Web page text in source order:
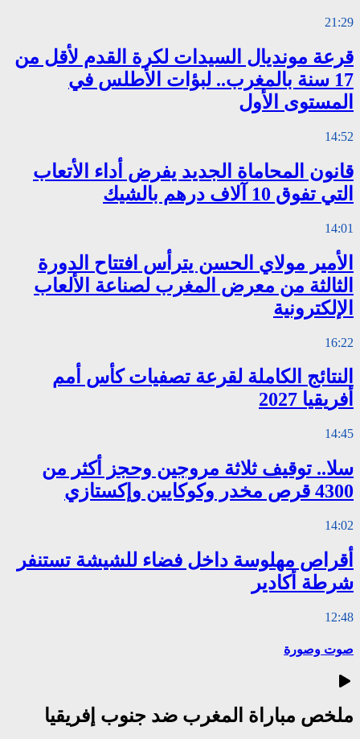
21:29
قرعة مونديال السيدات لكرة القدم لأقل من
17 سنة بالمغرب.. لبؤات الأطلس في
المستوى الأول
14:52
قانون المحاماة الجديد يفرض أداء الأتعاب
التي تفوق 10 آلاف درهم بالشيك
14:01
الأمير مولاي الحسن يترأس افتتاح الدورة
الثالثة من معرض المغرب لصناعة الألعاب
الإلكترونية
16:22
النتائج الكاملة لقرعة تصفيات كأس أمم
أفريقيا 2027
14:45
سلا.. توقيف ثلاثة مروجين وحجز أكثر من
4300 قرص مخدر وكوكايين وإكستازي
14:02
أقراص مهلوسة داخل فضاء للشيشة تستنفر
شرطة أكادير
12:48
صوت وصورة
ملخص مباراة المغرب ضد جنوب إفريقيا